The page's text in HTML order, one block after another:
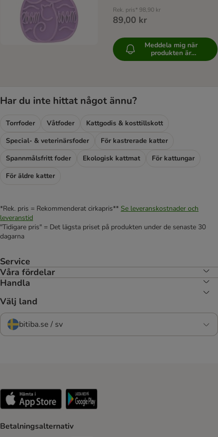
Rek. pris* 98,90 kr
89,00 kr
Meddela mig när
produkten är
tillgänglig
Har du inte hittat något ännu?
Torrfoder Våtfoder
Kattgodis & kosttillskott
Special- & veterinärsfoder
För kastrerade katter
Spannmålsfritt foder
Ekologisk kattmat
För kattungar
För äldre katter
*Rek. pris = Rekommenderat cirkapris** Se leveranskostnader och
leveranstid
"Tidigare pris" = Det lägsta priset på produkten under de senaste 30
dagarna
Service
Våra fördelar
Handla
Välj land
bitiba.se / sv
Betalningsalternativ